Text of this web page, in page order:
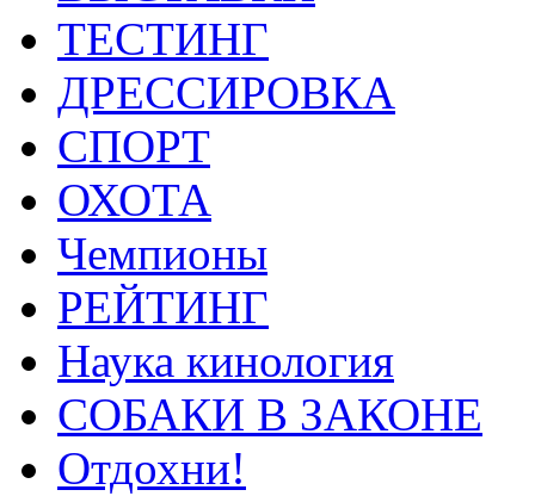
ТЕСТИНГ
ДРЕССИРОВКА
СПОРТ
ОХОТА
Чемпионы
РЕЙТИНГ
Наука кинология
СОБАКИ В ЗАКОНЕ
Отдохни!